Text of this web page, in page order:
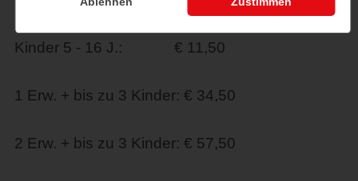
Kinder 5 - 16 J.: € 11,50
1 Erw. + bis zu 3 Kinder: € 34,50
2 Erw. + bis zu 3 Kinder: € 57,50